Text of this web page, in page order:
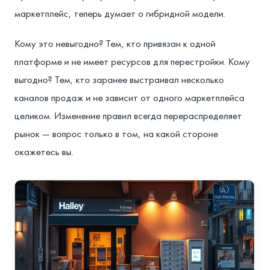
маркетплейс, теперь думает о гибридной модели.
Кому это невыгодно? Тем, кто привязан к одной
платформе и не имеет ресурсов для перестройки. Кому
выгодно? Тем, кто заранее выстраивал несколько
каналов продаж и не зависит от одного маркетплейса
целиком. Изменение правил всегда перераспределяет
рынок — вопрос только в том, на какой стороне
окажетесь вы.